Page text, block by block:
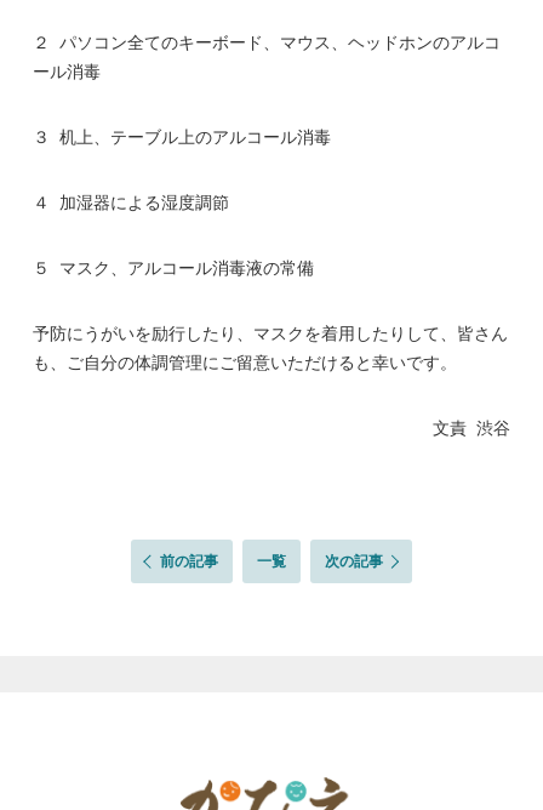
２ パソコン全てのキーボード、マウス、ヘッドホンのアルコ
ール消毒
３ 机上、テーブル上のアルコール消毒
４ 加湿器による湿度調節
５ マスク、アルコール消毒液の常備
予防にうがいを励行したり、マスクを着用したりして、皆さん
も、ご自分の体調管理にご留意いただけると幸いです。
文責 渋谷
前の記事 一覧 次の記事